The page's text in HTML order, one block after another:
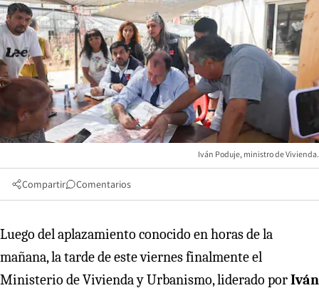
Iván Poduje, ministro de Vivienda.
Compartir Comentarios
Luego del aplazamiento conocido en horas de la
mañana, la tarde de este viernes finalmente el
Ministerio de Vivienda y Urbanismo, liderado porIván